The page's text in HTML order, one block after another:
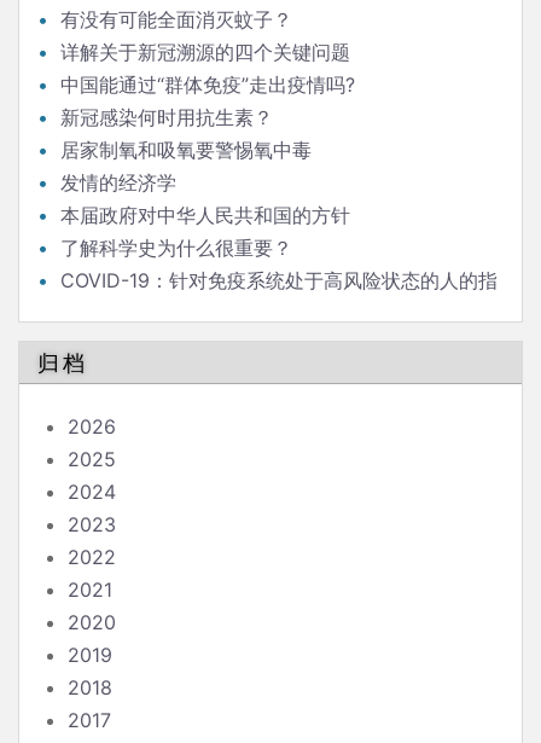
有没有可能全面消灭蚊子？
详解关于新冠溯源的四个关键问题
中国能通过“群体免疫”走出疫情吗?
新冠感染何时用抗生素？
居家制氧和吸氧要警惕氧中毒
发情的经济学
本届政府对中华人民共和国的方针
了解科学史为什么很重要？
COVID-19：针对免疫系统处于高风险状态的人的指
归档
2026
2025
2024
2023
2022
2021
2020
2019
2018
2017